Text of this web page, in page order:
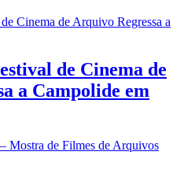
de Cinema de
a Campolide em
Mostra de Filmes de Arquivos